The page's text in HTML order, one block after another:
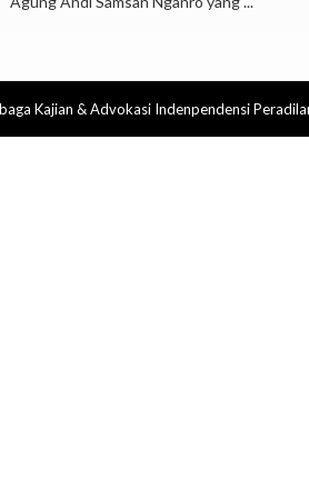
Kajian & Advokasi Indenpendensi